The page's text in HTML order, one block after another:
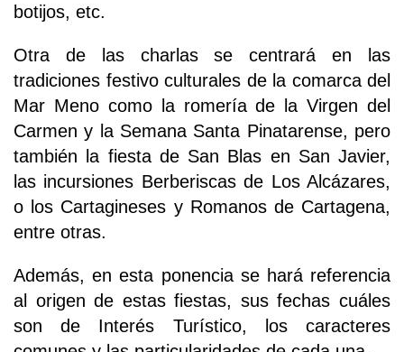
botijos, etc.
Otra de las charlas se centrará en las
tradiciones festivo culturales de la comarca del
Mar Meno como la romería de la Virgen del
Carmen y la Semana Santa Pinatarense, pero
también la fiesta de San Blas en San Javier,
las incursiones Berberiscas de Los Alcázares,
o los Cartagineses y Romanos de Cartagena,
entre otras.
Además, en esta ponencia se hará referencia
al origen de estas fiestas, sus fechas cuáles
son de Interés Turístico, los caracteres